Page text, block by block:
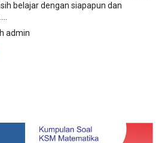
belajar dengan siapapun dan
admin